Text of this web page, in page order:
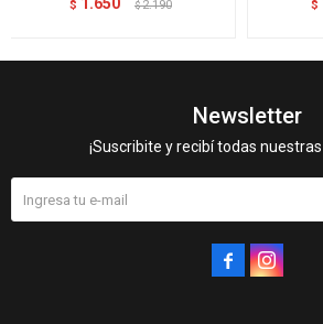
$ $ 2.190 $
Newsletter
¡Suscribite y recibí todas
 